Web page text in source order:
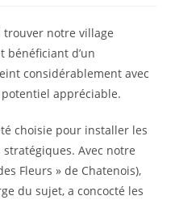
trouver notre village
bénéficiant d’un
considérablement avec
potentiel appréciable.
choisie pour installer les
Avec notre
Fleurs » de Chatenois),
du sujet, a concocté les